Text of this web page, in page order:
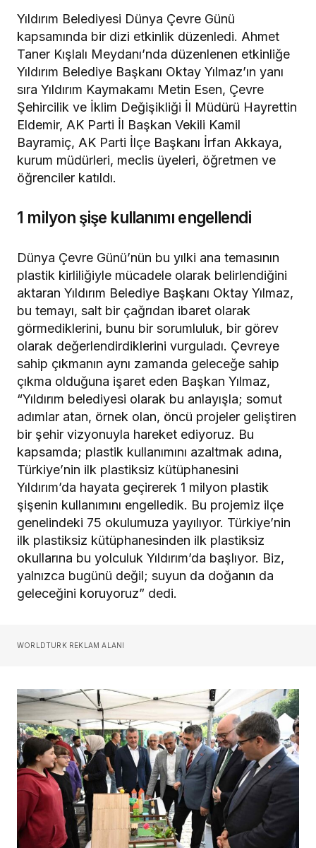
Yıldırım Belediyesi Dünya Çevre Günü
kapsamında bir dizi etkinlik düzenledi. Ahmet
Taner Kışlalı Meydanı’nda düzenlenen etkinliğe
Yıldırım Belediye Başkanı Oktay Yılmaz’ın yanı
sıra Yıldırım Kaymakamı Metin Esen, Çevre
Şehircilik ve İklim Değişikliği İl Müdürü Hayrettin
Eldemir, AK Parti İl Başkan Vekili Kamil
Bayramiç, AK Parti İlçe Başkanı İrfan Akkaya,
kurum müdürleri, meclis üyeleri, öğretmen ve
öğrenciler katıldı.
1 milyon şişe kullanımı engellendi
Dünya Çevre Günü’nün bu yılki ana temasının
plastik kirliliğiyle mücadele olarak belirlendiğini
aktaran Yıldırım Belediye Başkanı Oktay Yılmaz,
bu temayı, salt bir çağrıdan ibaret olarak
görmediklerini, bunu bir sorumluluk, bir görev
olarak değerlendirdiklerini vurguladı. Çevreye
sahip çıkmanın aynı zamanda geleceğe sahip
çıkma olduğuna işaret eden Başkan Yılmaz,
“Yıldırım belediyesi olarak bu anlayışla; somut
adımlar atan, örnek olan, öncü projeler geliştiren
bir şehir vizyonuyla hareket ediyoruz. Bu
kapsamda; plastik kullanımını azaltmak adına,
Türkiye’nin ilk plastiksiz kütüphanesini
Yıldırım’da hayata geçirerek 1 milyon plastik
şişenin kullanımını engelledik. Bu projemiz ilçe
genelindeki 75 okulumuza yayılıyor. Türkiye’nin
ilk plastiksiz kütüphanesinden ilk plastiksiz
okullarına bu yolculuk Yıldırım’da başlıyor. Biz,
yalnızca bugünü değil; suyun da doğanın da
geleceğini koruyoruz” dedi.
WORLDTURK REKLAM ALANI